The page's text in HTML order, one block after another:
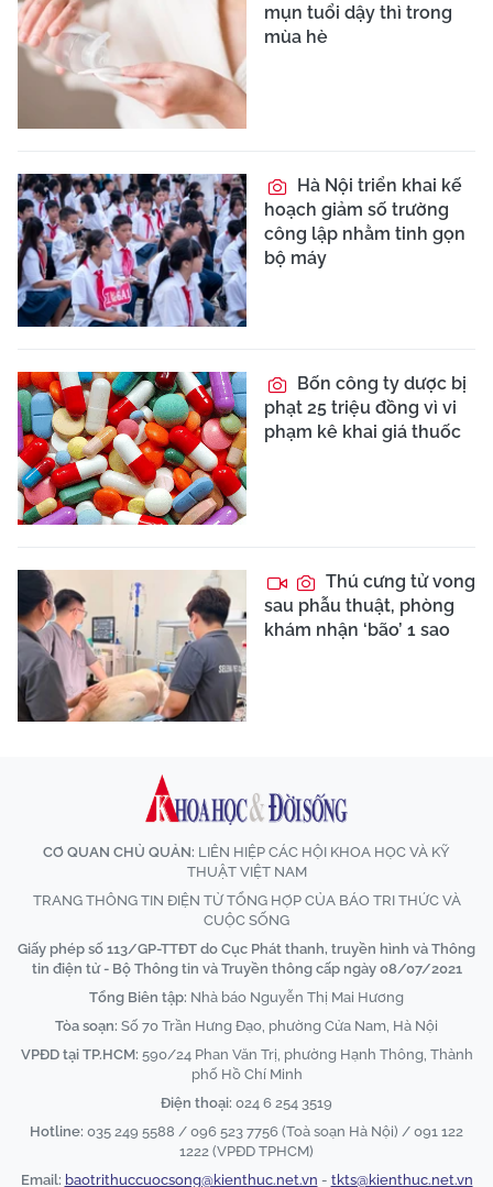
mụn tuổi dậy thì trong
mùa hè
Hà Nội triển khai kế
hoạch giảm số trường
công lập nhằm tinh gọn
bộ máy
Bốn công ty dược bị
phạt 25 triệu đồng vì vi
phạm kê khai giá thuốc
Thú cưng tử vong
sau phẫu thuật, phòng
khám nhận ‘bão’ 1 sao
CƠ QUAN CHỦ QUẢN: LIÊN HIỆP CÁC HỘI KHOA HỌC VÀ KỸ
THUẬT VIỆT NAM
TRANG THÔNG TIN ĐIỆN TỬ TỔNG HỢP CỦA BÁO TRI THỨC VÀ
CUỘC SỐNG
Giấy phép số 113/GP-TTĐT do Cục Phát thanh, truyền hình và Thông
tin điện tử - Bộ Thông tin và Truyền thông cấp ngày 08/07/2021
Tổng Biên tập: Nhà báo Nguyễn Thị Mai Hương
Tòa soạn: Số 70 Trần Hưng Đạo, phường Cửa Nam, Hà Nội
VPĐD tại TP.HCM: 590/24 Phan Văn Trị, phường Hạnh Thông, Thành
phố Hồ Chí Minh
Điện thoại: 024 6 254 3519
Hotline: 035 249 5588 / 096 523 7756 (Toà soạn Hà Nội) / 091 122
1222 (VPĐD TPHCM)
Email: baotrithuccuocsong@kienthuc.net.vn - tkts@kienthuc.net.vn